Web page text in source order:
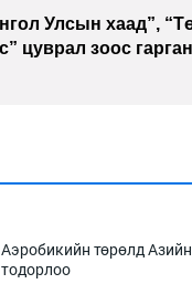
Чингис хааны
уламжлалыг
Аэробикийн төрөлд
тодорлоо